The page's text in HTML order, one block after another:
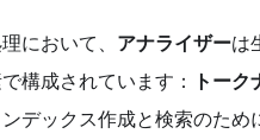
において、 アナライザーは
構成されています： トーク
デックス作成と検索のため